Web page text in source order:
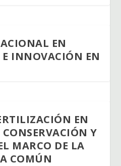
EN
INNOVACIÓN EN
EN
Y
MARCO DE LA
COMÚN